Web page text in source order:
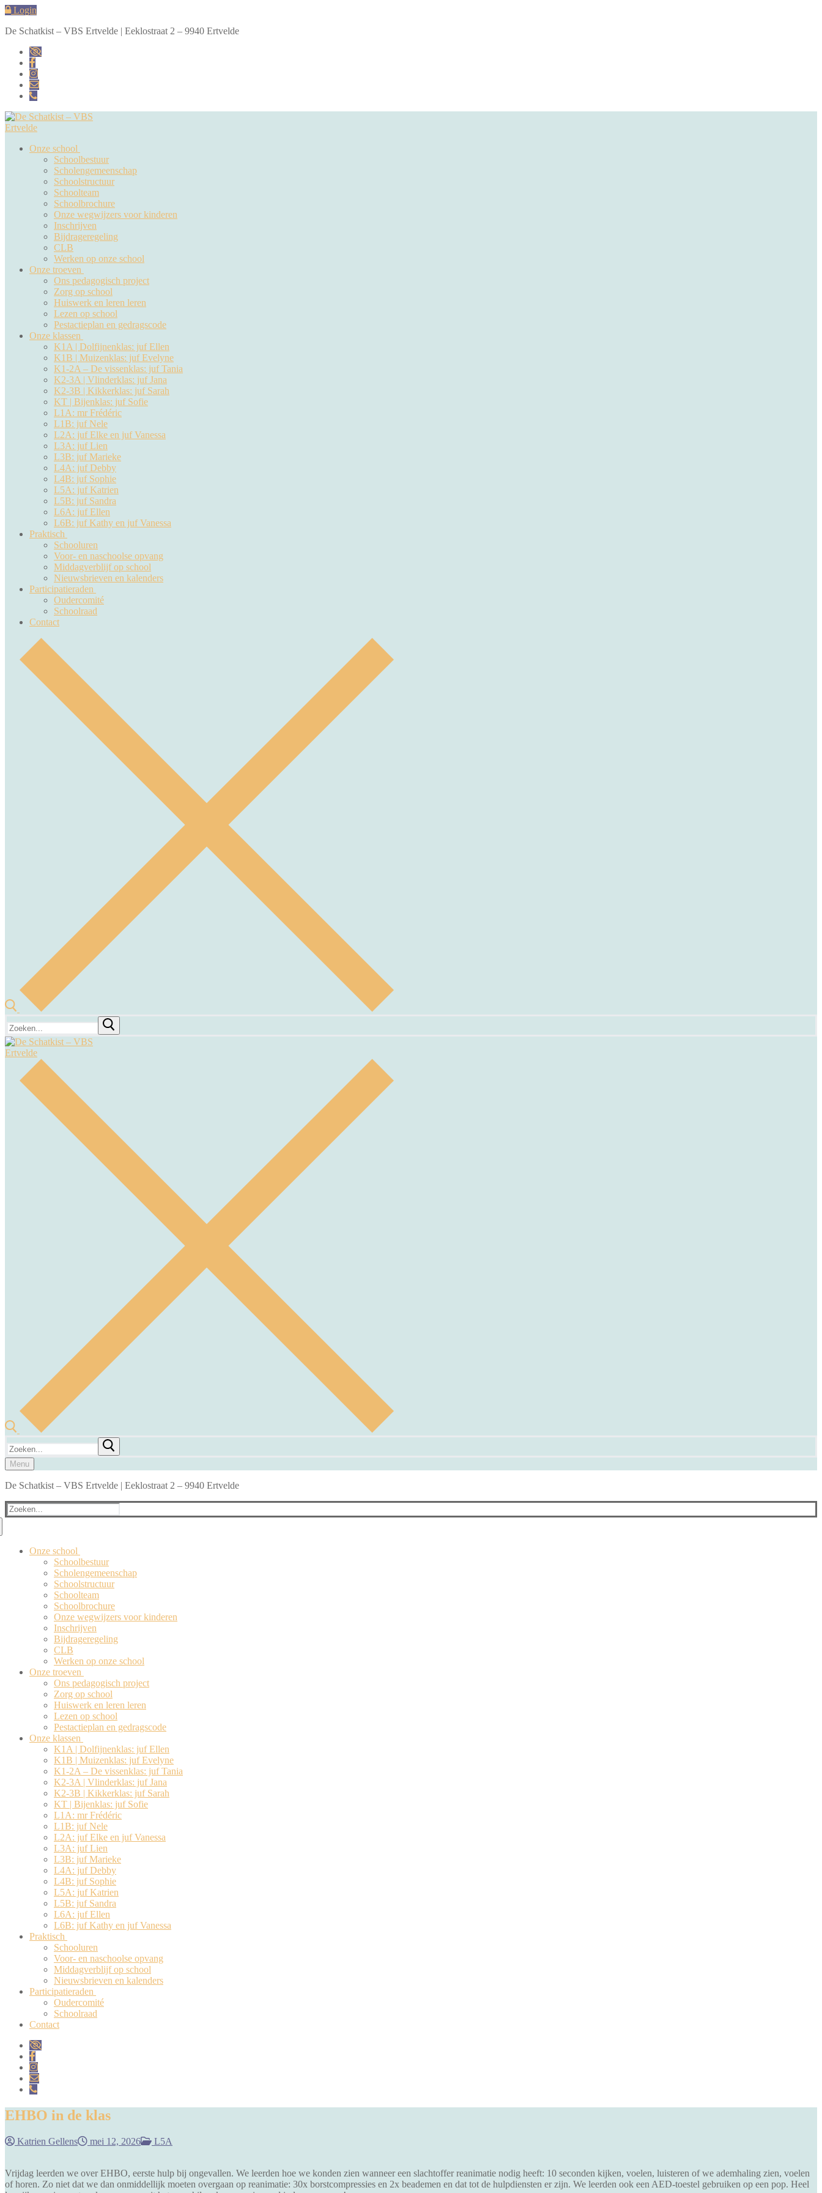
Naar
inhoud
Menu
Sluiten
Login
De Schatkist – VBS Ertvelde | Eeklostraat 2 – 9940 Ertvelde
Onze school
Schoolbestuur
Scholengemeenschap
Schoolstructuur
Schoolteam
Schoolbrochure
Onze wegwijzers voor kinderen
Inschrijven
Bijdrageregeling
CLB
Werken op onze school
Onze troeven
Ons pedagogisch project
Zorg op school
Huiswerk en leren leren
Lezen op school
Pestactieplan en gedragscode
Onze klassen
K1A | Dolfijnenklas: juf Ellen
K1B | Muizenklas: juf Evelyne
K1-2A – De vissenklas: juf Tania
K2-3A | Vlinderklas: juf Jana
K2-3B | Kikkerklas: juf Sarah
KT | Bijenklas: juf Sofie
L1A: mr Frédéric
L1B: juf Nele
L2A: juf Elke en juf Vanessa
L3A: juf Lien
L3B: juf Marieke
L4A: juf Debby
L4B: juf Sophie
L5A: juf Katrien
L5B: juf Sandra
L6A: juf Ellen
L6B: juf Kathy en juf Vanessa
Praktisch
Schooluren
Voor- en naschoolse opvang
Middagverblijf op school
Nieuwsbrieven en kalenders
Participatieraden
Oudercomité
Schoolraad
Contact
Zoeken
naar:
Zoeken
naar:
Menu
De Schatkist – VBS Ertvelde | Eeklostraat 2 – 9940 Ertvelde
Zoeken
naar:
Onze school
Schoolbestuur
Scholengemeenschap
Schoolstructuur
Schoolteam
Schoolbrochure
Onze wegwijzers voor kinderen
Inschrijven
Bijdrageregeling
CLB
Werken op onze school
Onze troeven
Ons pedagogisch project
Zorg op school
Huiswerk en leren leren
Lezen op school
Pestactieplan en gedragscode
Onze klassen
K1A | Dolfijnenklas: juf Ellen
K1B | Muizenklas: juf Evelyne
K1-2A – De vissenklas: juf Tania
K2-3A | Vlinderklas: juf Jana
K2-3B | Kikkerklas: juf Sarah
KT | Bijenklas: juf Sofie
L1A: mr Frédéric
L1B: juf Nele
L2A: juf Elke en juf Vanessa
L3A: juf Lien
L3B: juf Marieke
L4A: juf Debby
L4B: juf Sophie
L5A: juf Katrien
L5B: juf Sandra
L6A: juf Ellen
L6B: juf Kathy en juf Vanessa
Praktisch
Schooluren
Voor- en naschoolse opvang
Middagverblijf op school
Nieuwsbrieven en kalenders
Participatieraden
Oudercomité
Schoolraad
Contact
EHBO in de klas
Katrien Gellens mei 12, 2026 L5A
Vrijdag leerden we over EHBO, eerste hulp bij ongevallen. We leerden hoe we konden zien wanneer een slachtoffer reanimatie nodig heeft: 10 seconden kijken, voelen, luisteren of we ademhaling zien, voelen
of horen. Zo niet dat we dan onmiddellijk moeten overgaan op reanimatie: 30x borstcompressies en 2x beademen en dat tot de hulpdiensten er zijn. We leerden ook een AED-toestel gebruiken op een pop. Heel